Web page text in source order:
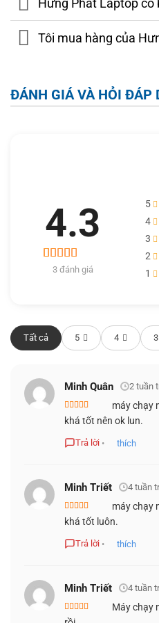
chơi game lẫn các tác vụ
Đảm nhiệm đồ họa là card
thông, hỗ trợ ray tracing và
bạn nắm cấu hình tổng thể.
CPU AMD
Card đồ họa NVIDIA
Hưng Phát Laptop có
Tôi mua hàng của
ĐÁNH GIÁ VÀ HỎI ĐÁP
4.3
4.33 đánh giá
5
4
3
2
1
Tất cả 5 4 3
Minh Quân 2 tuần
Được xếp
hạng 45
máy chạy
khá tốt nên ok lun.
Trả lời • thích
Minh Triết 4 tuần
Được xếp
hạng 55 sao
máy chạy
khá tốt luôn.
Trả lời • thích
Minh Triết 4 tuần
Được xếp
Máy chạy